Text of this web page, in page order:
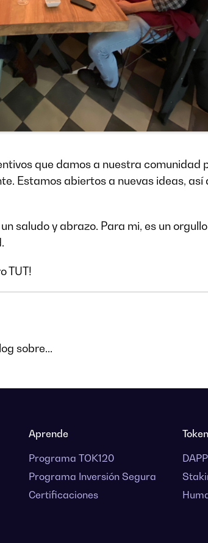
que damos a nuestra comunidad
Estamos abiertos a nuevas ideas, así
saludo y abrazo. Para mi, es un orgullo
TUT!
sobre...
Aprende
Programa TOK120
Programa Inversión Segura
Certificaciones